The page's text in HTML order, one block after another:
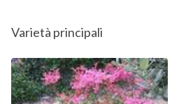
Varietà principali